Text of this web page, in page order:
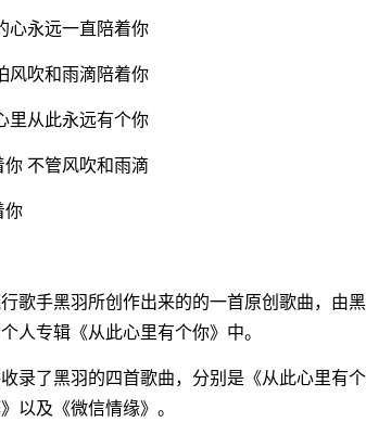
心永远一直陪着你
风吹和雨滴陪着你
里从此永远有个你
不管风吹和雨滴
你
歌手黑羽所创作出来的的一首原创歌曲，由
人专辑《从此心里有个你》中。
录了黑羽的四首歌曲，分别是《从此心里有个
以及《微信情缘》。